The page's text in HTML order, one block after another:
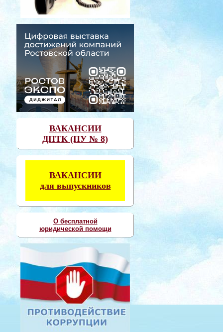
ВАКАНСИИ
ДПТК (ПУ № 8)
ВАКАНСИИ
для выпускников
О бесплатной
юридической помощи